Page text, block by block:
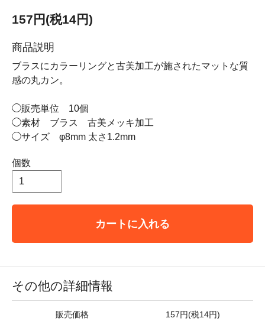
157円(税14円)
商品説明
ブラスにカラーリングと古美加工が施されたマットな質
感の丸カン。
◯販売単位 10個
◯素材 ブラス 古美メッキ加工
◯サイズ φ8mm 太さ1.2mm
個数
カートに入れる
その他の詳細情報
販売価格 157円(税14円)